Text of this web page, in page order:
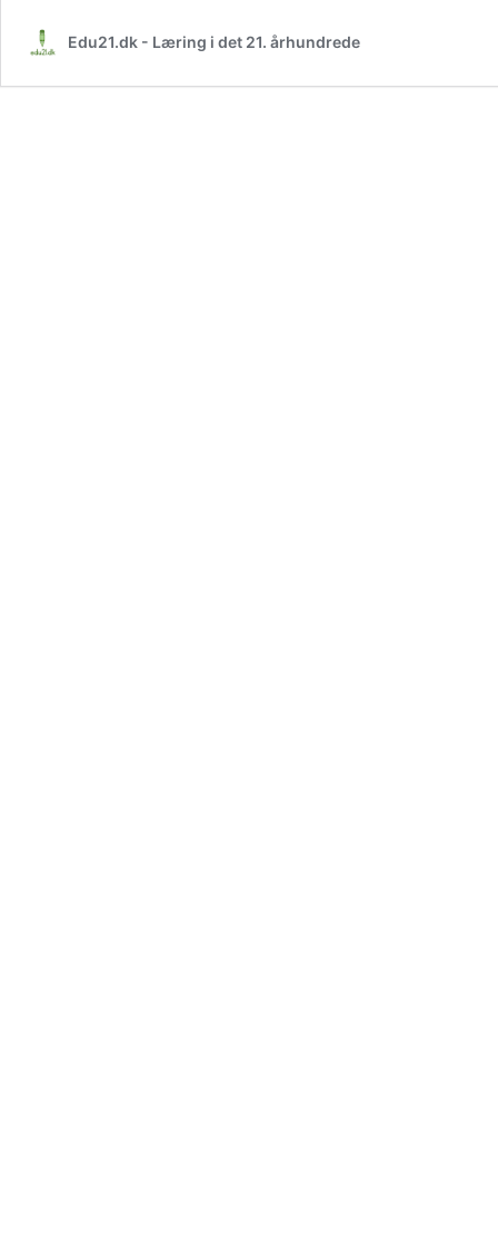
Edu21.dk - Læring i det 21. århundrede